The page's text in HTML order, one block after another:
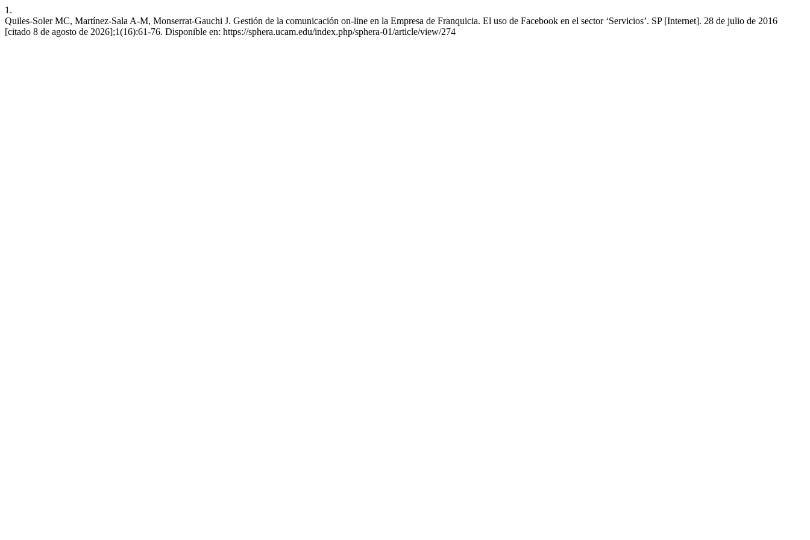
1.
Quiles-Soler MC, Martínez-Sala A-M, Monserrat-Gauchi J. Gestión de la comunicación on-line en la Empresa de Franquicia. El uso de Facebook en el sector ‘Servicios’. SP [Internet]. 28 de julio de 2016
[citado 8 de agosto de 2026];1(16):61-76. Disponible en: https://sphera.ucam.edu/index.php/sphera-01/article/view/274